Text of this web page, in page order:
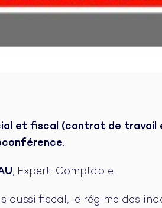
et fiscal (contrat de travail
, Expert-Comptable.
aussi fiscal, le régime des